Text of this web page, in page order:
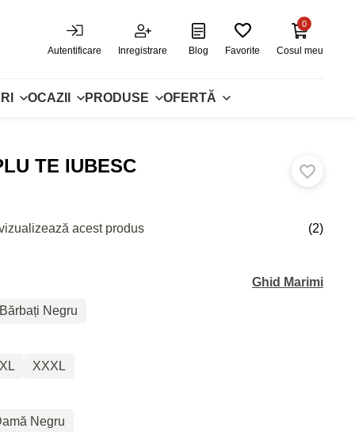
Autentificare Inregistrare Blog Favorite Cosul meu
0
OCAZII PRODUSE OFERTĂ
TE IUBESC
acest produs
(2)
Ghid Marimi
Negru
XXXL
Negru